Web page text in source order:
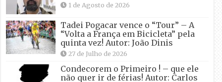
1 de Agosto de 2026
Tadei Pogacar vence o “Tour” – A
“Volta a França em Bicicleta” pela
quinta vez! Autor: João Dinis
27 de Julho de 2026
Condecorem o Primeiro ! – que ele
não quer ir de férias! Autor: Carlos